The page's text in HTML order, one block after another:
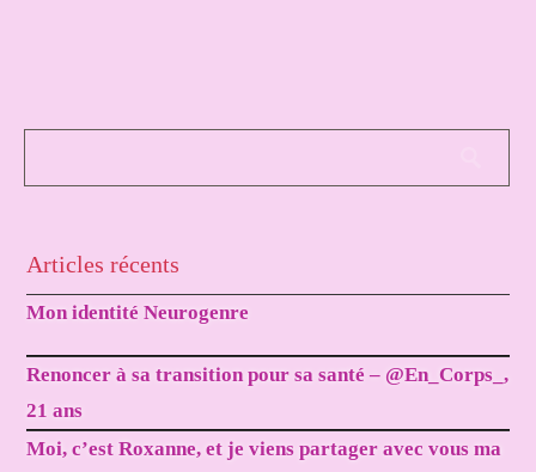
Articles récents
Mon identité Neurogenre
Renoncer à sa transition pour sa santé – @En_Corps_,
21 ans
Moi, c’est Roxanne, et je viens partager avec vous ma